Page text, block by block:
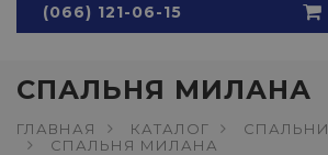
(066) 121-06-15
СПАЛЬНЯ МИЛАНА
ГЛАВНАЯ КАТАЛОГ
СПАЛЬНИ
СПАЛЬНЯ МИЛАНА